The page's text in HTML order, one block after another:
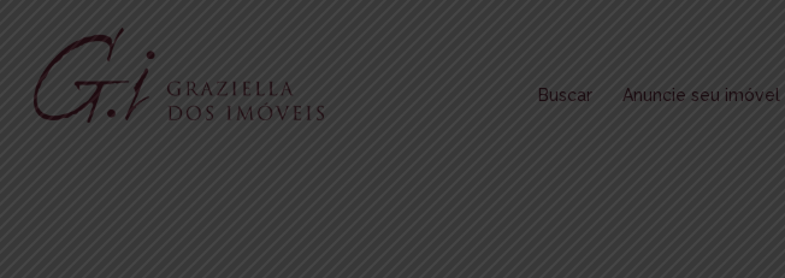
Buscar Anuncie seu imóvel